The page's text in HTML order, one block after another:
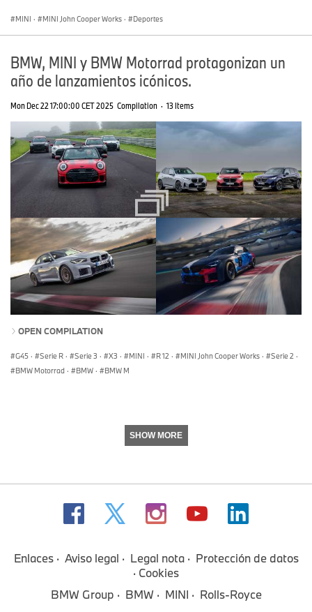
MINI · MINI John Cooper Works · Deportes
BMW, MINI y BMW Motorrad protagonizan un
año de lanzamientos icónicos.
Mon Dec 22 17:00:00 CET 2025 Compilation · 13 Items
OPEN COMPILATION
G45 · Serie R · Serie 3 · X3 · MINI · R 12 · MINI John Cooper Works · Serie 2 ·
BMW Motorrad · BMW · BMW M
SHOW MORE
Enlaces Aviso legal Legal nota
Protección de datos
Cookies
BMW Group
BMW MINI Rolls-Royce